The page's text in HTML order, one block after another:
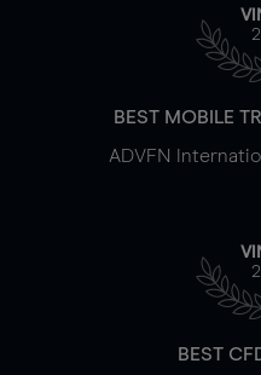
BEST MOBILE
ADVFN
BEST